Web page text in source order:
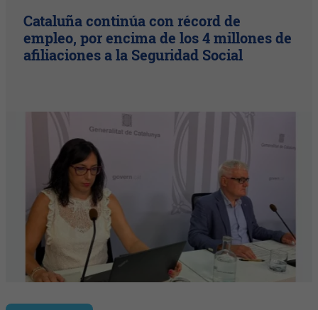
Cataluña continúa con récord de
empleo, por encima de los 4 millones de
afiliaciones a la Seguridad Social